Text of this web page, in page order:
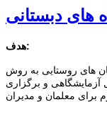
های دبستانی
هدف:
های روستایی به روش
آزمایشگاهی و برگزاری